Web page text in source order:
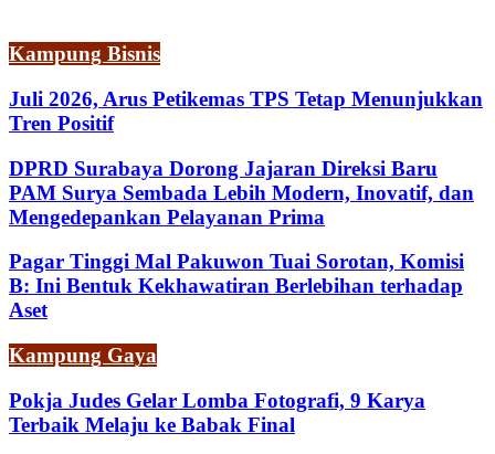
Kampung Bisnis
Juli 2026, Arus Petikemas TPS Tetap Menunjukkan
Tren Positif
DPRD Surabaya Dorong Jajaran Direksi Baru
PAM Surya Sembada Lebih Modern, Inovatif, dan
Mengedepankan Pelayanan Prima
Pagar Tinggi Mal Pakuwon Tuai Sorotan, Komisi
B: Ini Bentuk Kekhawatiran Berlebihan terhadap
Aset
Kampung Gaya
Pokja Judes Gelar Lomba Fotografi, 9 Karya
Terbaik Melaju ke Babak Final